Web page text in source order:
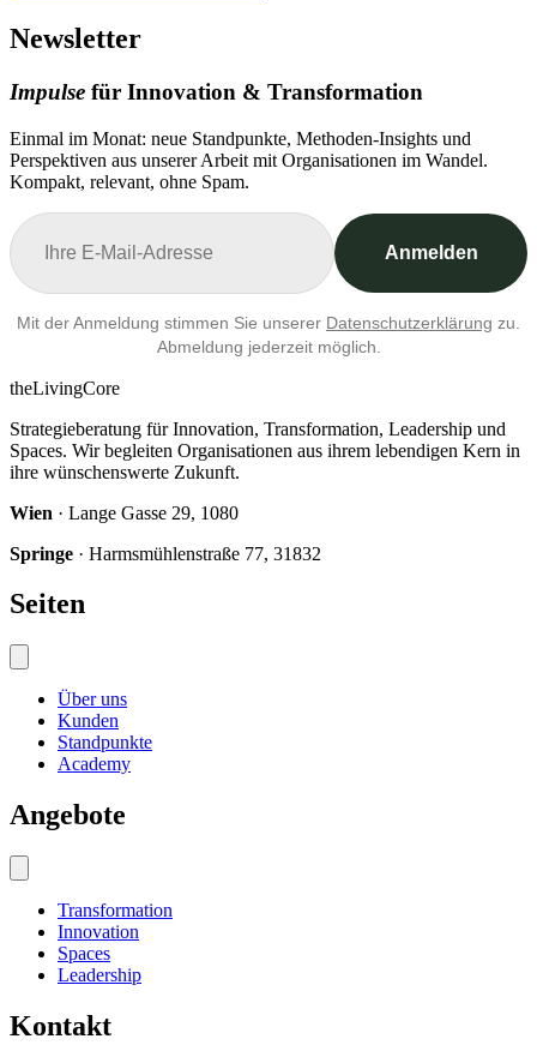
Newsletter
Impulse für Innovation & Transformation
Einmal im Monat: neue Standpunkte, Methoden-Insights und
Perspektiven aus unserer Arbeit mit Organisationen im Wandel.
Kompakt, relevant, ohne Spam.
Anmelden
Mit der Anmeldung stimmen Sie unserer Datenschutzerklärung zu.
Abmeldung jederzeit möglich.
theLivingCore
Strategieberatung für Innovation, Transformation, Leadership und
Spaces. Wir begleiten Organisationen aus ihrem lebendigen Kern in
ihre wünschenswerte Zukunft.
Wien · Lange Gasse 29, 1080
Springe · Harmsmühlenstraße 77, 31832
Seiten
Über uns
Kunden
Standpunkte
Academy
Angebote
Transformation
Innovation
Spaces
Leadership
Kontakt